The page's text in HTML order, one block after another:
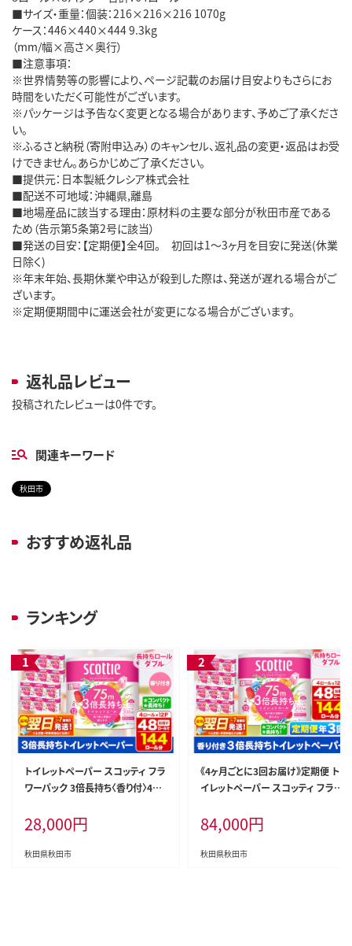
■サイズ・重量：個装：216×216×216 1070g
ケース：446×440×444 9.3kg
（mm/幅×高さ×奥行）
■注意事項：
※世界情勢等の影響により、ページ記載のお届け目安よりもさらにお
時間をいただく可能性がございます。
※パッケージは予告なく変更となる場合があります、予めご了承くださ
い。
※ふるさと納税（寄附申込み）のキャンセル、返礼品の変更・返品はお受
けできません。あらかじめご了承ください。
■提供元：日本製紙クレシア株式会社
■配送不可地域：沖縄県,離島
■地場産品に該当する理由：原材料の主要な部分が秋田市産である
ため（告示第5条第2号に該当）
■発送の目安：【定期便】全4回。 初回は1～3ヶ月を目安に発送(休業
日除く)
※年末年始、長期休業や申込が殺到した際は、発送が遅れる場合がご
ざいます。
※定期便期間中に運送会社が変更になる場合がございます。
返礼品レビュー
投稿されたレビューは0件です。
関連キーワード
秋田市
おすすめ返礼品
ランキング
トイレットペーパー スコッティ フラ
ワーパック 3倍長持ち〈香り付〉4ロ
短翌日発送 [スコッティ フラワーパ
ック トイレットペーパー 日本製紙
クレシア]
28,000円
秋田県秋田市
《4ヶ月ごとに3回お届け》定期便 ト
イレットペーパー スコッティ フラ
ール(ダブル)×12パック 最短翌日
発送 [スコッティ フラワーパック ト
イレットペーパー 日本製紙クレシ
84,000円
秋田県秋田市